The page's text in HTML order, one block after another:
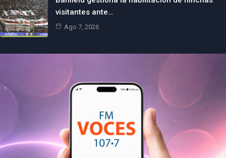
visitantes ante…
Ago 7, 2026